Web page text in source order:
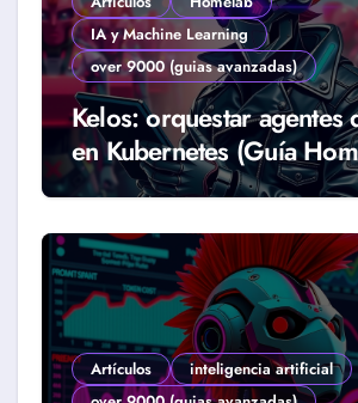
IA y Machine Learning
over 9000 (guias avanzadas)
Kelos: orquestar agentes
en Kubernetes (Guía
2026)
Artículos
inteligencia artificial